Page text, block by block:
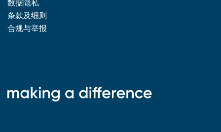
数据隐私
条款及细则
合规与举报